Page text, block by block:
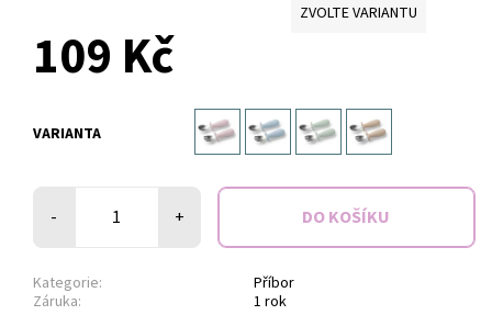
ZVOLTE VARIANTU
109 Kč
VARIANTA
- +
Kategorie:
Příbor
Záruka:
1 rok